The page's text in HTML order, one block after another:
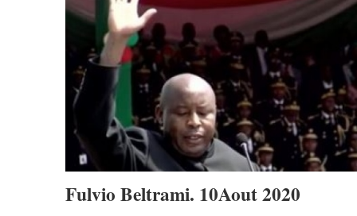
Fulvio Beltrami. 10Aout 2020